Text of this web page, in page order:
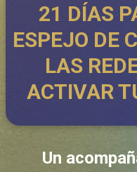
21 DÍAS
ESPEJO DE
LAS
ACTIVAR
Un